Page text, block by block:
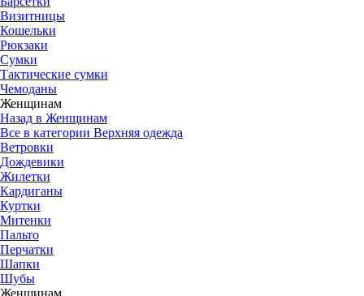
Визитницы
Кошельки
Рюкзаки
Сумки
Тактические сумки
Чемоданы
Женщинам
Назад в Женщинам
Все в категории Верхняя одежда
Ветровки
Дождевики
Жилетки
Кардиганы
Куртки
Митенки
Пальто
Перчатки
Шапки
Шубы
Женщинам